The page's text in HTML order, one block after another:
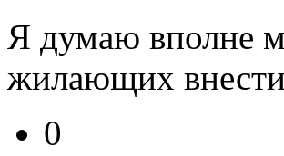
Я думаю вполне
жилающих внести
0